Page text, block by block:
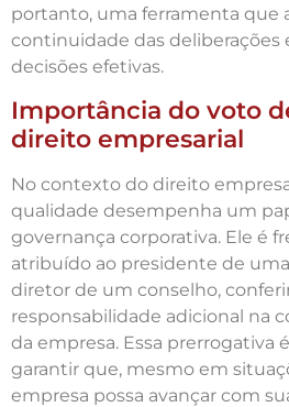
portanto, uma ferramenta que
continuidade das deliberações
decisões efetivas.
Importância do voto
direito empresarial
No contexto do direito
qualidade desempenha um
governança corporativa. Ele é
atribuído ao presidente de
diretor de um conselho,
responsabilidade adicional na
da empresa. Essa prerrogativa
garantir que, mesmo em
empresa possa avançar com